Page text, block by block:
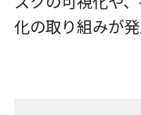
化の取り組みが発